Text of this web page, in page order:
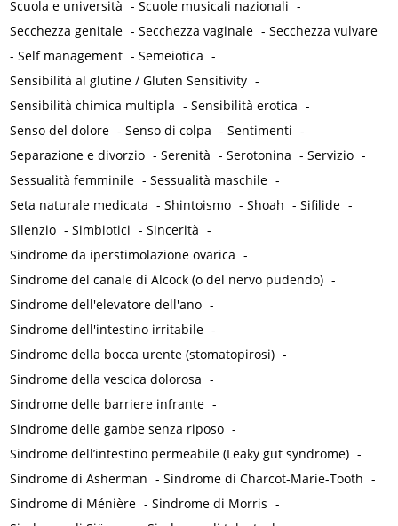
Scuola e università -Scuole musicali nazionali -
Secchezza genitale -Secchezza vaginale -Secchezza vulvare
-Self management -Semeiotica -
Sensibilità al glutine / Gluten Sensitivity -
Sensibilità chimica multipla -Sensibilità erotica -
Senso del dolore -Senso di colpa -Sentimenti -
Separazione e divorzio -Serenità -Serotonina -Servizio -
Sessualità femminile -Sessualità maschile -
Seta naturale medicata -Shintoismo -Shoah -Sifilide -
Silenzio -Simbiotici -Sincerità -
Sindrome da iperstimolazione ovarica -
Sindrome del canale di Alcock (o del nervo pudendo) -
Sindrome dell'elevatore dell'ano -
Sindrome dell'intestino irritabile -
Sindrome della bocca urente (stomatopirosi) -
Sindrome della vescica dolorosa -
Sindrome delle barriere infrante -
Sindrome delle gambe senza riposo -
Sindrome dell’intestino permeabile (Leaky gut syndrome) -
Sindrome di Asherman -Sindrome di Charcot-Marie-Tooth -
Sindrome di Ménière -Sindrome di Morris -